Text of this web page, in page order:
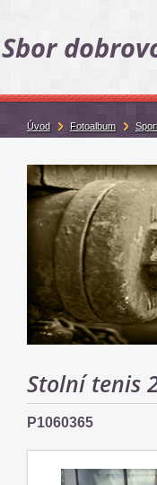
Sbor
Stolní tenis
P1060365
Úvod Fotoalbum